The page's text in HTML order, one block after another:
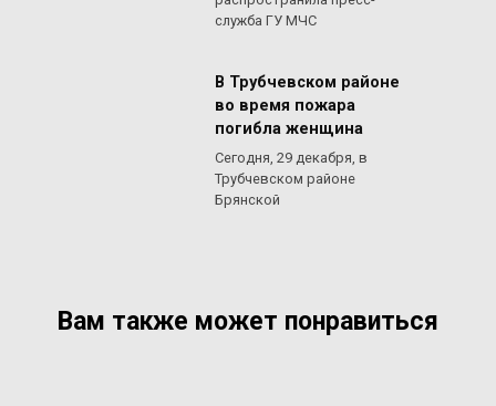
служба ГУ МЧС
В Трубчевском районе
во время пожара
погибла женщина
Сегодня, 29 декабря, в
Трубчевском районе
Брянской
Вам также может понравиться